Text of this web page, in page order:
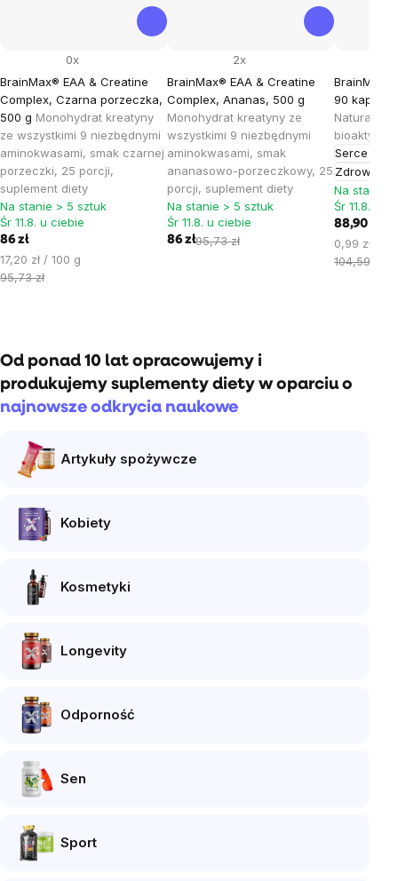
BrainMax® EAA & Creatine
Complex, Czarna porzeczka,
500 g Monohydrat kreatyny
ze wszystkimi 9 niezbędnymi
aminokwasami, smak czarnej
porzeczki, 25 porcji,
suplement diety
0x
Na stanie > 5 sztuk
Śr 11.8. u ciebie
86 zł
Cena
jednostkowa:
17,20 zł / 100 g
95,73 zł
BrainMax® EAA & Creatine
Complex, Ananas, 500 g
Monohydrat kreatyny ze
wszystkimi 9 niezbędnymi
aminokwasami, smak
ananasowo-porzeczkowy, 25
porcji, suplement diety
2x
Na stanie > 5 sztuk
Śr 11.8. u ciebie
86 zł95,73 zł
BrainMax
90
Naturalna
Serce i
Zdrowie
Na stanie
Śr 11.8. u
88,90 zł
Cena
0,99 zł / 1
104,59 zł
Od ponad 10 lat opracowujemy i
produkujemy suplementy diety w oparciu o
najnowsze odkrycia naukowe
Artykuły spożywcze
Kobiety
Kosmetyki
Longevity
Odporność
Sen
Sport